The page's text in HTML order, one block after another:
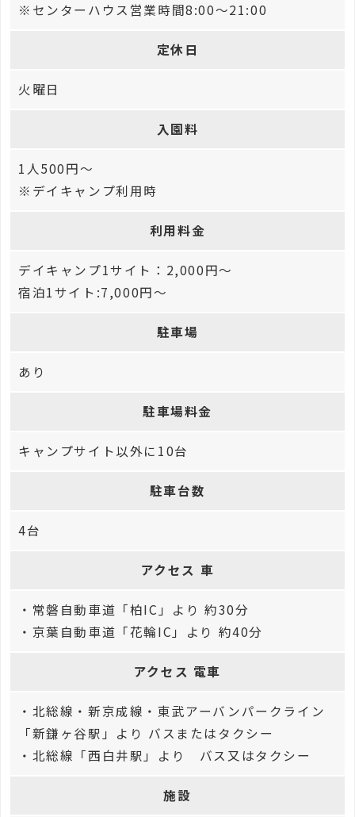
※センターハウス営業時間8:00〜21:00
定休日
火曜日
入園料
1人500円〜
※デイキャンプ利用時
利用料金
デイキャンプ1サイト：2,000円～
宿泊1サイト:7,000円〜
駐車場
あり
駐車場料金
キャンプサイト以外に10台
駐車台数
4台
アクセス 車
・常磐自動車道「柏IC」より 約30分
・京葉自動車道「花輪IC」より 約40分
アクセス 電車
・北総線・新京成線・東武アーバンパークライン
「新鎌ヶ谷駅」より バスまたはタクシー
・北総線「西白井駅」より バス又はタクシー
施設